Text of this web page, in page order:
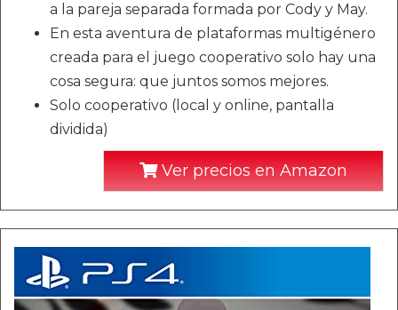
a la pareja separada formada por Cody y May.
En esta aventura de plataformas multigénero
creada para el juego cooperativo solo hay una
cosa segura: que juntos somos mejores.
Solo cooperativo (local y online, pantalla
dividida)
Ver precios en Amazon